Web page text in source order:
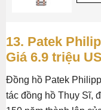
13. Patek
Giá 6.9 triệu
Đồng hồ Patek
tác đồng hồ Thụy Sĩ,